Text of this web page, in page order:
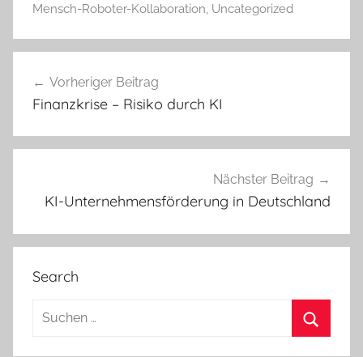
Mensch-Roboter-Kollaboration, Uncategorized
Vorheriger Beitrag
Finanzkrise – Risiko durch KI
Nächster Beitrag
KI-Unternehmensförderung in Deutschland
Search
Suchen